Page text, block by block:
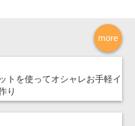
more
トを使ってオシャレお手軽イ
り